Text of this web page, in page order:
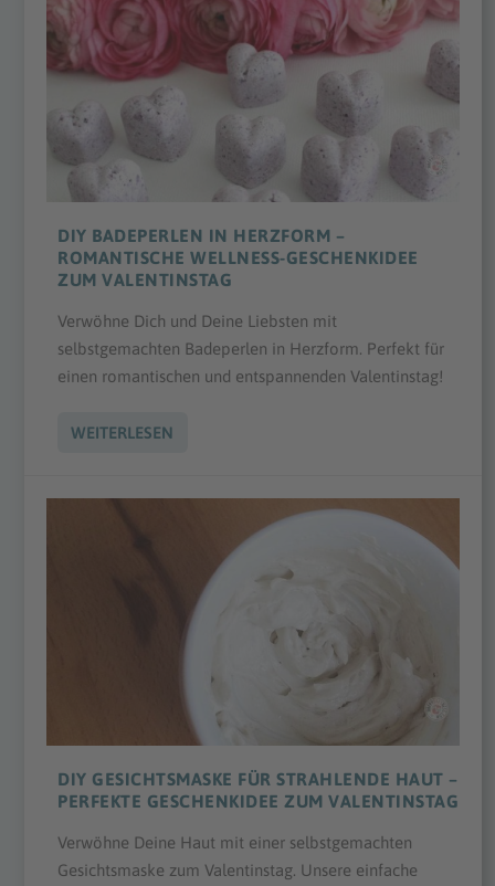
DIY BADEPERLEN IN HERZFORM –
ROMANTISCHE WELLNESS-GESCHENKIDEE
ZUM VALENTINSTAG
Verwöhne Dich und Deine Liebsten mit
selbstgemachten Badeperlen in Herzform. Perfekt für
einen romantischen und entspannenden Valentinstag!
WEITERLESEN
DIY GESICHTSMASKE FÜR STRAHLENDE HAUT –
PERFEKTE GESCHENKIDEE ZUM VALENTINSTAG
Verwöhne Deine Haut mit einer selbstgemachten
Gesichtsmaske zum Valentinstag. Unsere einfache